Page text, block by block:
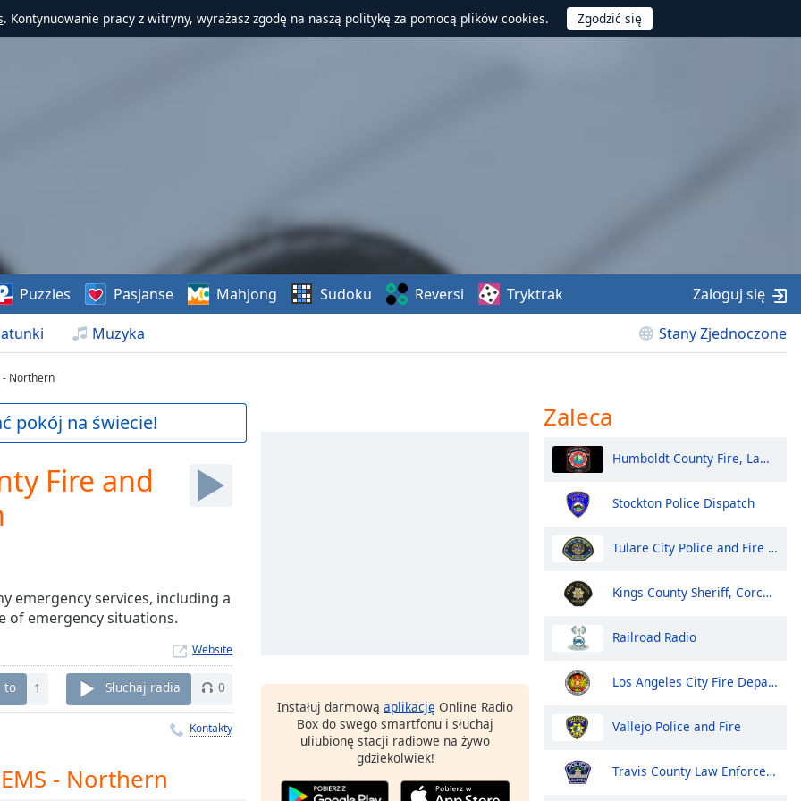
. Kontynuowanie pracy z witryny, wyrażasz zgodę na naszą politykę za pomocą plików cookies.
Muzyka Stany Zjednoczone
Puzzles Pasjanse Mahjong Sudoku Reversi Tryktrak Zaloguj się
- Northern
pokój na świecie!
Fire and
emergency services, including a
of emergency situations.
Website
to 1 Słuchaj radia 0
Kontakty
- Northern
Instałuj darmową aplikację Online Radio
Box do swego smartfonu i słuchaj
uliubionę stacji radiowe na żywo
gdziekolwiek!
Zaleca
Humboldt County Fire, Law, EMS - Eureka and North
Stockton Police Dispatch
Tulare City Police and Fire Dispatch
Kings County Sheriff, Corcoran Police
Railroad Radio
Los Angeles City Fire Department
Vallejo Police and Fire
Travis County Law Enforcement